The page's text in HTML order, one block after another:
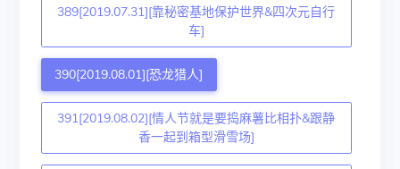
389[2019.07.31][靠秘密基地保护世界&四次元自行
车]
390[2019.08.01][恐龙猎人]
391[2019.08.02][情人节就是要捣麻薯比相扑&跟静
香一起到箱型滑雪场]